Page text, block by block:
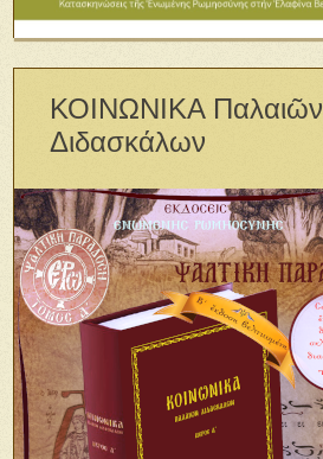
ΚΟΙΝΩΝΙΚΑ Παλαιῶν
Διδασκάλων